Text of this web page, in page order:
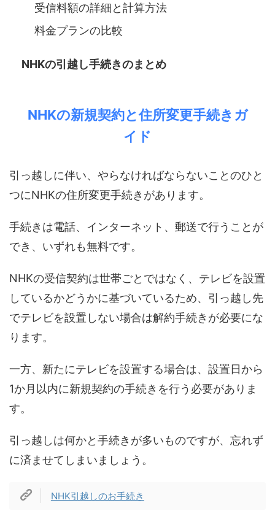
受信料額の詳細と計算方法
料金プランの比較
NHKの引越し手続きのまとめ
NHKの新規契約と住所変更手続きガ
イド
引っ越しに伴い、やらなければならないことのひと
つにNHKの住所変更手続きがあります。
手続きは電話、インターネット、郵送で行うことが
でき、いずれも無料です。
NHKの受信契約は世帯ごとではなく、テレビを設置
しているかどうかに基づいているため、引っ越し先
でテレビを設置しない場合は解約手続きが必要にな
ります。
一方、新たにテレビを設置する場合は、設置日から
1か月以内に新規契約の手続きを行う必要がありま
す。
引っ越しは何かと手続きが多いものですが、忘れず
に済ませてしまいましょう。
NHK引越しのお手続き